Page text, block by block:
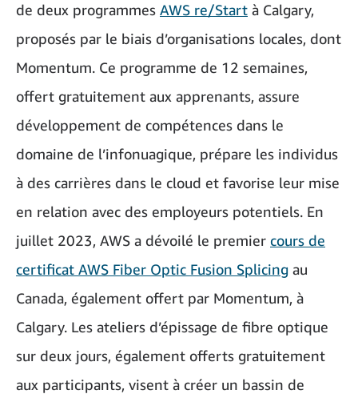
de deux programmes AWS re/Start à Calgary,
proposés par le biais d’organisations locales, dont
Momentum. Ce programme de 12 semaines,
offert gratuitement aux apprenants, assure
développement de compétences dans le
domaine de l’infonuagique, prépare les individus
à des carrières dans le cloud et favorise leur mise
en relation avec des employeurs potentiels. En
juillet 2023, AWS a dévoilé le premier cours de
certificat AWS Fiber Optic Fusion Splicing au
Canada, également offert par Momentum, à
Calgary. Les ateliers d’épissage de fibre optique
sur deux jours, également offerts gratuitement
aux participants, visent à créer un bassin de